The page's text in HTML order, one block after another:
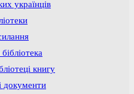
українців
книгу
документи